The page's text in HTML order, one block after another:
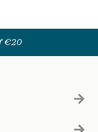
€20